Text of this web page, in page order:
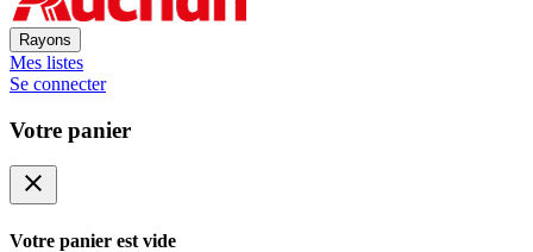
Rayons
Mes listes
Se connecter
Votre panier
close
Votre panier est vide